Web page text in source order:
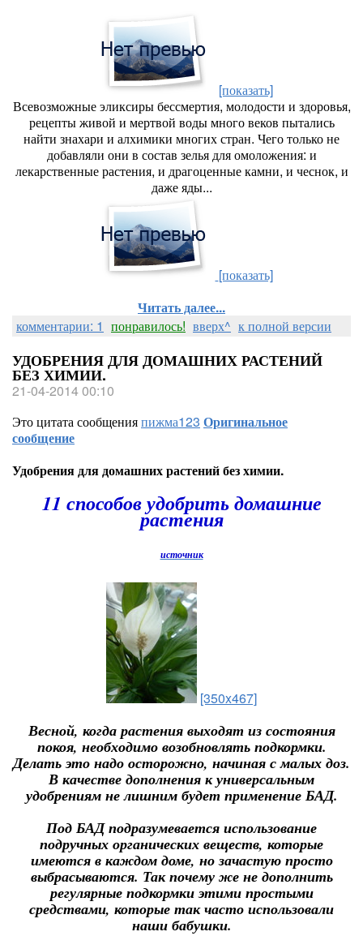
[показать]
Всевозможные эликсиры бессмертия, молодости и здоровья,
рецепты живой и мертвой воды много веков пытались
найти знахари и алхимики многих стран. Чего только не
добавляли они в состав зелья для омоложения: и
лекарственные растения, и драгоценные камни, и чеснок, и
даже яды...
[показать]
Читать далее...
комментарии: 1 понравилось! вверх^ к полной версии
УДОБРЕНИЯ ДЛЯ ДОМАШНИХ РАСТЕНИЙ
БЕЗ ХИМИИ.
21-04-2014 00:10
Это цитата сообщенияпижма123 Оригинальное
сообщение
Удобрения для домашних растений без химии.
11 способов удобрить домашние
растения
источник
[350x467]
Весной, когда растения выходят из состояния
покоя, необходимо возобновлять подкормки.
Делать это надо осторожно, начиная с малых доз.
В качестве дополнения к универсальным
удобрениям не лишним будет применение БАД.
Под БАД подразумевается использование
подручных органических веществ, которые
имеются в каждом доме, но зачастую просто
выбрасываются. Так почему же не дополнить
регулярные подкормки этими простыми
средствами, которые так часто использовали
наши бабушки.